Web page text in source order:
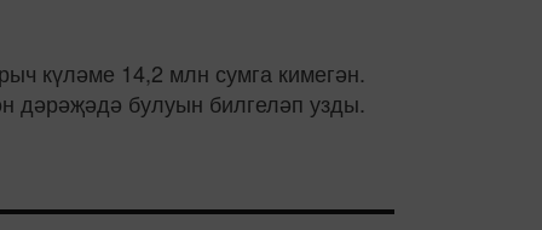
күләме 14,2 млн сумга кимегән.
дәрәҗәдә булуын билгеләп узды.